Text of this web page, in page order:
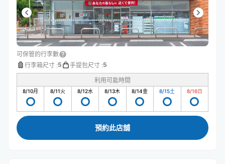
可保管的行李數
行李箱尺寸 :5 手提包尺寸 :5
利用可能時間
8/10月 8/11火 8/12水 8/13木 8/14金 8/15土 8/16日
預約此店舖